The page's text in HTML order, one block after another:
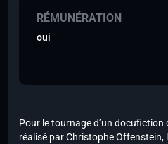
RÉMUNÉRATION
oui
Pour le tournage d’un docufiction
réalisé par Christophe